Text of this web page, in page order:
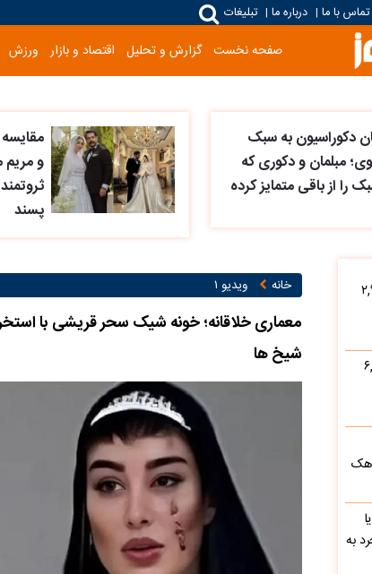
تماس با ما | درباره ما | تبلیغات
صفحه نخست گزارش و تحلیل اقتصاد و بازار ورزش
دکوراسیون به سبک
مبلمان و دکوری که
را از باقی متمایز کرده
و مریم
پسند
خانه ویدیو ۱
معماری خلاقانه؛ خونه شیک سحر قریشی با
شیخ ها
یارانه معیشتی مرداد؛ واریز ۳۰۰,۰۰۰ یا
به